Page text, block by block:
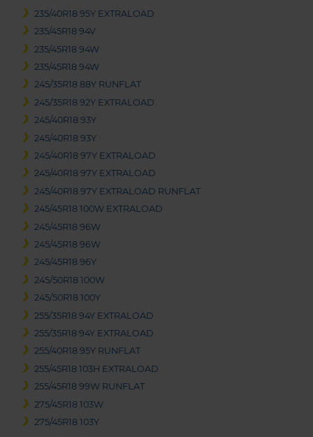
235/40R18 95Y EXTRALOAD
235/45R18 94V
235/45R18 94W
235/45R18 94W
245/35R18 88Y RUNFLAT
245/35R18 92Y EXTRALOAD
245/40R18 93Y
245/40R18 93Y
245/40R18 97Y EXTRALOAD
245/40R18 97Y EXTRALOAD
245/40R18 97Y EXTRALOAD RUNFLAT
245/45R18 100W EXTRALOAD
245/45R18 96W
245/45R18 96W
245/45R18 96Y
245/50R18 100W
245/50R18 100Y
255/35R18 94Y EXTRALOAD
255/35R18 94Y EXTRALOAD
255/40R18 95Y RUNFLAT
255/45R18 103H EXTRALOAD
255/45R18 99W RUNFLAT
275/45R18 103W
275/45R18 103Y